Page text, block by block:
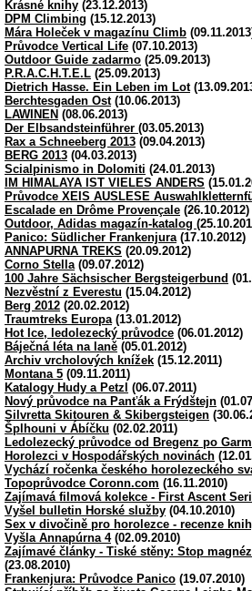
Krásné knihy (23.12.2013)
DPM Climbing (15.12.2013)
Mára Holeček v magazínu Climb
Průvodce Vertical Life (07.10.2013)
Outdoor Guide zadarmo (25.09.2013)
P.R.A.C.H.T.E.L (25.09.2013)
Dietrich Hasse. Ein Leben im Lot
Berchtesgaden Ost(10.06.2013)
LAWINEN (08.06.2013)
Der Elbsandsteinführer (03.05.2013)
Rax a Schneeberg 2013 (09.04.2013)
BERG 2013 (04.03.2013)
Scialpinismo in Dolomiti (24.01.2013)
IM HIMALAYA IST VIELES ANDERS
Průvodce XEIS AUSLESE
Escalade en Drôme Provençale (26.10.2012)
Outdoor, Adidas magazín-katalog
Panico: Südlicher Frankenjura (17.10.2012)
ANNAPURNA TREKS (20.09.2012)
Corno Stella (09.07.2012)
100 Jahre Sächsischer Bergsteigerbund
Nezvěstní z Everestu (15.04.2012)
Berg 2012 (20.02.2012)
Traumtreks Europa (13.01.2012)
Hot Ice, ledolezecký průvodce (06.01.2012)
Báječná léta na laně (05.01.2012)
Archiv vrcholových knížek (15.12.2011)
Montana 5 (09.11.2011)
Katalogy Hudy a Petzl (06.07.2011)
Nový průvodce na Panťák a Frýdštejn
Silvretta Skitouren & Skibergsteigen
Šplhouni v Ábíčku (02.02.2011)
Ledolezecký průvodce od Bregenz po
Horolezci v Hospodářských novinách
Vychází ročenka českého horolezeckého
Topoprůvodce Coronn.com (16.11.2010)
Zajímavá filmová kolekce - First Ascent
Vyšel bulletin Horské služby (04.10.2010)
Sex v divočině pro horolezce - recenze
Vyšla Annapúrna 4(02.09.2010)
Zajímavé články - Tiské stěny: Stop
(23.08.2010)
Frankenjura: Průvodce Panico (19.07.2010)